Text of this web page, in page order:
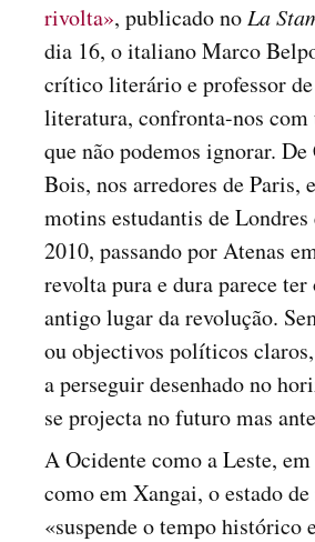
rivolta», publicado no La
dia 16, o italiano Marco
crítico literário e professor
literatura, confronta-nos com
que não podemos ignorar.
Bois, nos arredores de Paris,
motins estudantis de Londres
2010, passando por Atenas
revolta pura e dura parece ter
antigo lugar da revolução.
ou objectivos políticos
a perseguir desenhado no
se projecta no futuro mas
A Ocidente como a Leste,
como em Xangai, o estado
«suspende o tempo histórico